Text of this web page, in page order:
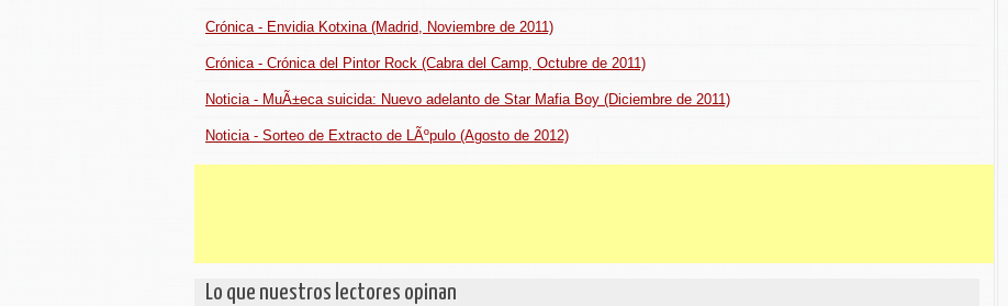
Crónica - Envidia Kotxina (Madrid, Noviembre de 2011)
Crónica - Crónica del Pintor Rock (Cabra del Camp, Octubre de 2011)
Noticia - MuÃ±eca suicida: Nuevo adelanto de Star Mafia Boy (Diciembre de 2011)
Noticia - Sorteo de Extracto de LÃºpulo (Agosto de 2012)
Lo que nuestros lectores opinan